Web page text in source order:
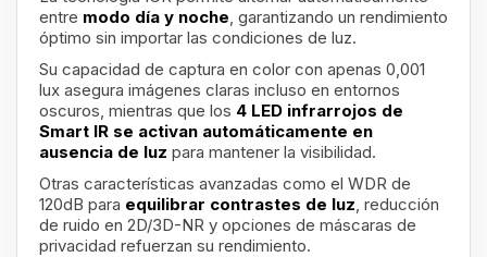
entre modo día y noche, garantizando un rendimiento
óptimo sin importar las condiciones de luz.
Su capacidad de captura en color con apenas 0,001
lux asegura imágenes claras incluso en entornos
oscuros, mientras que los 4 LED infrarrojos de
Smart IR se activan automáticamente en
ausencia de luz para mantener la visibilidad.
Otras características avanzadas como el WDR de
120dB para equilibrar contrastes de luz, reducción
de ruido en 2D/3D-NR y opciones de máscaras de
privacidad refuerzan su rendimiento.